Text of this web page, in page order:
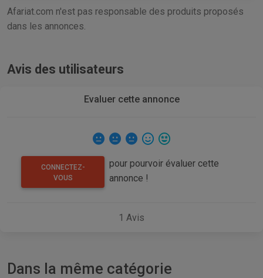
Afariat.com n'est pas responsable des produits proposés
dans les annonces.
Avis des utilisateurs
Evaluer cette annonce
CONNECTEZ-
VOUS
pour pourvoir évaluer cette
annonce !
1 Avis
Dans la même catégorie